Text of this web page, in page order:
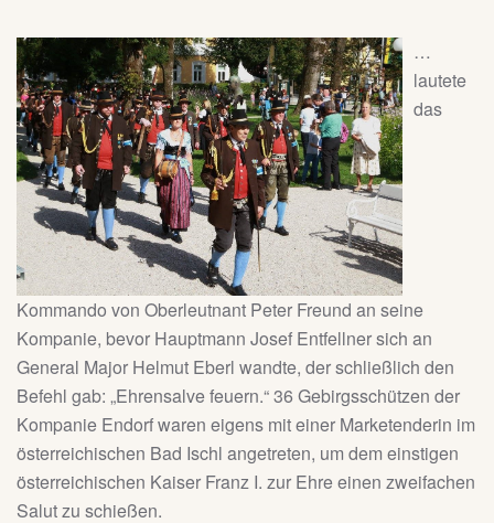
…
lautete
das
Kommando von Oberleutnant Peter Freund an seine
Kompanie, bevor Hauptmann Josef Entfellner sich an
General Major Helmut Eberl wandte, der schließlich den
Befehl gab: „Ehrensalve feuern.“ 36 Gebirgsschützen der
Kompanie Endorf waren eigens mit einer Marketenderin im
österreichischen Bad Ischl angetreten, um dem einstigen
österreichischen Kaiser Franz I. zur Ehre einen zweifachen
Salut zu schießen.